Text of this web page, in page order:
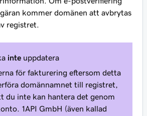
kommer domänen att avbrytas
registret.
inte uppdatera
för fakturering eftersom detta
domännamnet till registret,
du inte kan hantera det genom
1API GmbH (även kallad